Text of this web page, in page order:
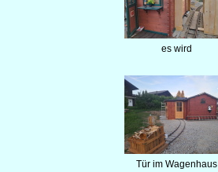
es wird
Tür im Wagenhaus